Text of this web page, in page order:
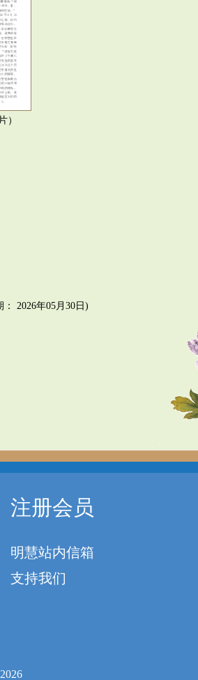
）
2026年05月30日)
注册会员
明慧站内信箱
支持我们